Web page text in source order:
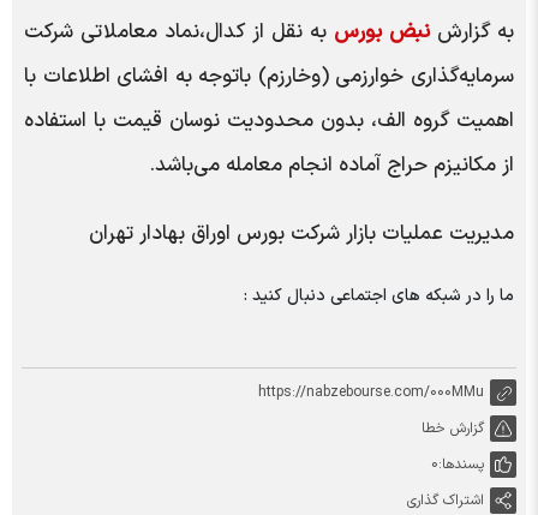
به گزارشنبض بورس به نقل از کدال،نماد معاملاتی شرکت
سرمایه‌گذاری خوارزمی (وخارزم) باتوجه به افشای اطلاعات با
اهمیت گروه الف، بدون محدودیت نوسان قیمت با استفاده
از مکانیزم حراج آماده انجام معامله می‌باشد.
مدیریت عملیات بازار شرکت بورس اوراق بهادار تهران
ما را در شبکه های اجتماعی دنبال کنید :
https://nabzebourse.com/000MMu
گزارش خطا
پسندها:0
اشتراک گذاری